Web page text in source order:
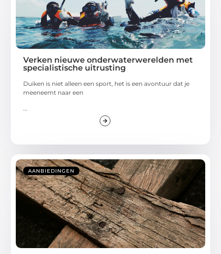
Verken nieuwe onderwaterwerelden met
specialistische uitrusting
Duiken is niet alleen een sport, het is een avontuur dat je
meeneemt naar een
...
AANBIEDINGEN